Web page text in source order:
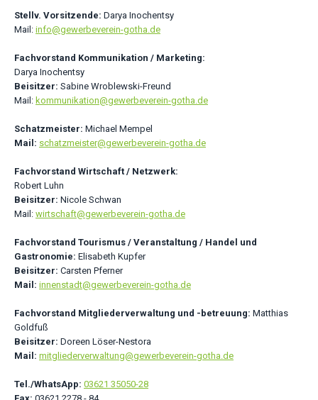
Stellv. Vorsitzende: Darya Inochentsy
Mail: info@gewerbeverein-gotha.de
Fachvorstand Kommunikation / Marketing:
Darya Inochentsy
Beisitzer: Sabine Wroblewski-Freund
Mail: kommunikation@gewerbeverein-gotha.de
Schatzmeister: Michael Mempel
Mail: schatzmeister@gewerbeverein-gotha.de
Fachvorstand Wirtschaft / Netzwerk:
Robert Luhn
Beisitzer: Nicole Schwan
Mail: wirtschaft@gewerbeverein-gotha.de
Fachvorstand Tourismus / Veranstaltung / Handel und
Gastronomie: Elisabeth Kupfer
Beisitzer: Carsten Pferner
Mail: innenstadt@gewerbeverein-gotha.de
Fachvorstand Mitgliederverwaltung und -betreuung: Matthias
Goldfuß
Beisitzer: Doreen Löser-Nestora
Mail: mitgliederverwaltung@gewerbeverein-gotha.de
Tel./WhatsApp: 03621 35050-28